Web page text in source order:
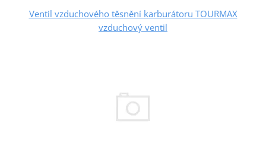
Ventil vzduchového těsnění karburátoru TOURMAX
vzduchový ventil